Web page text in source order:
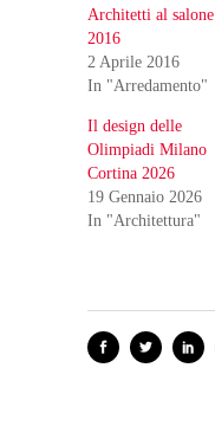
Architetti al salone
2016
2 Aprile 2016
In "Arredamento"
Il design delle
Olimpiadi Milano
Cortina 2026
19 Gennaio 2026
In "Architettura"